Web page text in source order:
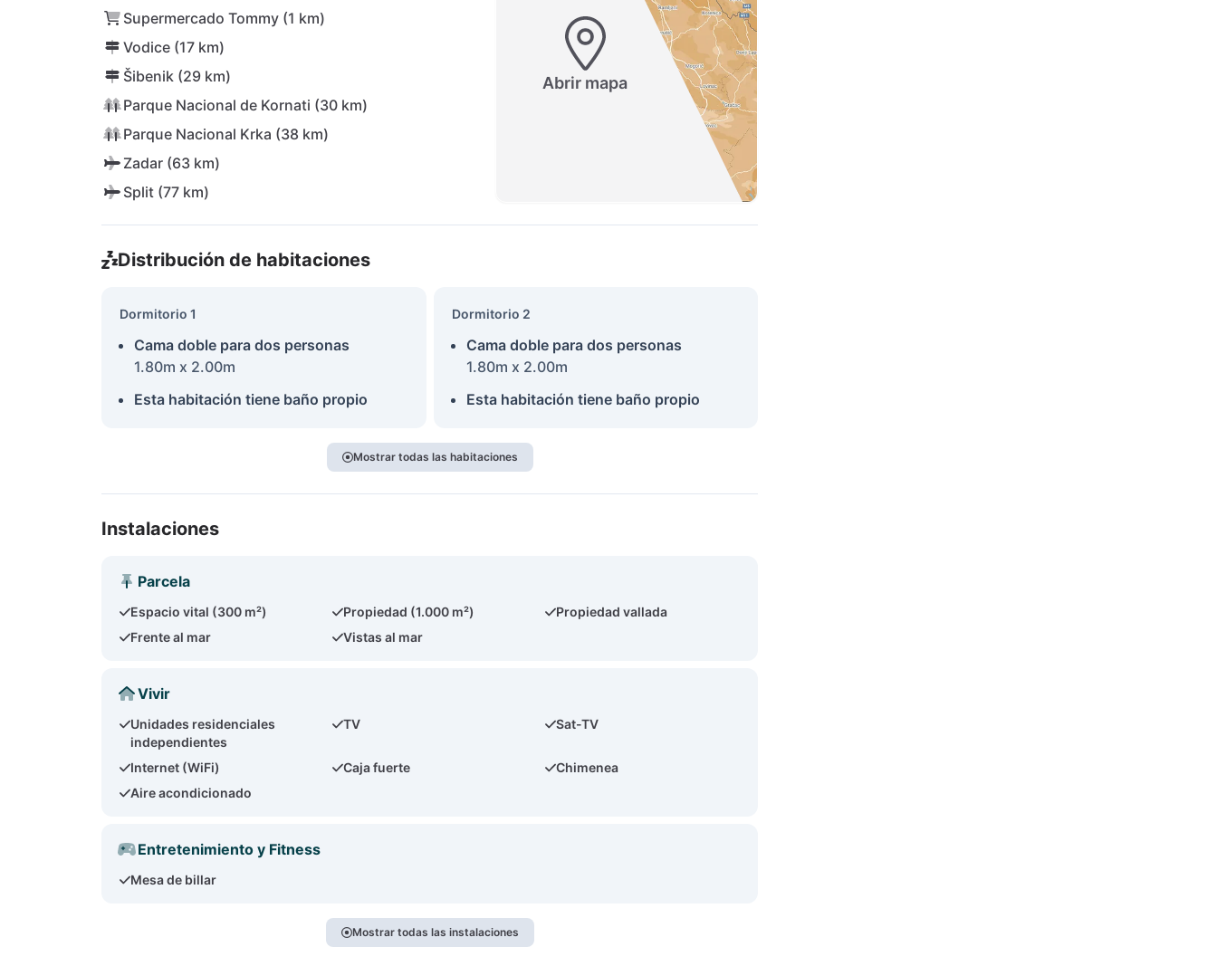
Supermercado Tommy (1 km)
Vodice (17 km)
Šibenik (29 km)
Parque Nacional de Kornati (30 km)
Parque Nacional Krka (38 km)
Zadar (63 km)
Split (77 km)
Abrir mapa
Distribución de habitaciones
Dormitorio 1
Cama doble para dos personas
1.80m x 2.00m
Esta habitación tiene baño propio
Dormitorio 2
Cama doble para dos personas
1.80m x 2.00m
Esta habitación tiene baño propio
Mostrar todas las habitaciones
Instalaciones
Parcela
Espacio vital (300 m²) Propiedad (1.000 m²)
Propiedad vallada
Frente al mar
Vistas al mar
Vivir
Unidades residenciales
independientes
TV Sat-TV
Internet (WiFi) Caja fuerte
Chimenea
Aire acondicionado
Entretenimiento y Fitness
Mesa de billar
Mostrar todas las instalaciones